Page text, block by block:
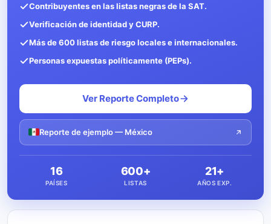
Contribuyentes en las listas negras de la SAT.
Verificación de identidad y CURP.
Más de 600 listas de riesgo locales e internacionales.
Personas expuestas políticamente (PEPs).
Ver Reporte Completo
Reporte de ejemplo — México
16
PAÍSES
600+
LISTAS
21+
AÑOS EXP.